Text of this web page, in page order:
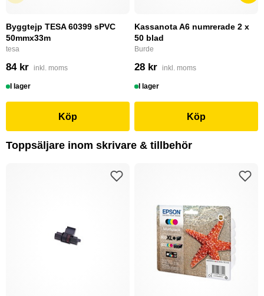
Byggtejp TESA 60399 sPVC
50mmx33m
tesa
84 kr inkl. moms
I lager
Köp
Kassanota A6 numrerade 2 x
50 blad
Burde
28 kr inkl. moms
I lager
Köp
Toppsäljare inom skrivare & tillbehör